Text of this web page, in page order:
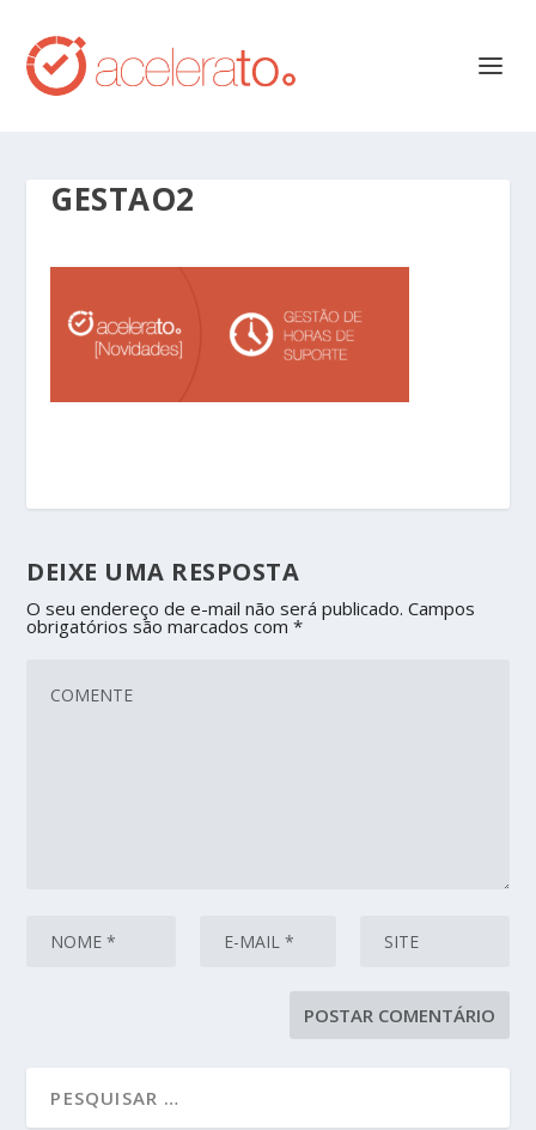
GESTAO2
DEIXE UMA RESPOSTA
O seu endereço de e-mail não será publicado. Campos
obrigatórios são marcados com*